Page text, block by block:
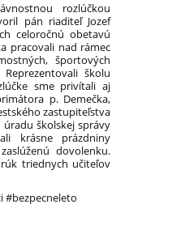
rozlúčkou
pán riaditeľ Jozef
celoročnú obetavú
pracovali nad rámec
športových
školu
sme privítali aj
p. Demečka,
zastupiteľstva
školskej správy
krásne prázdniny
dovolenku.
triednych učiteľov
#bezpecneleto